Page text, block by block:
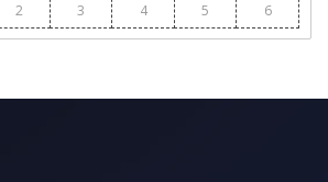
2 3 4 5 6